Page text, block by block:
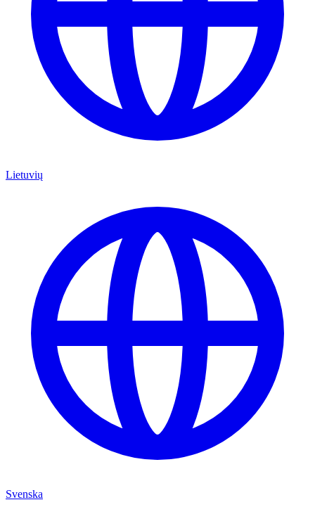
Lietuvių
Svenska